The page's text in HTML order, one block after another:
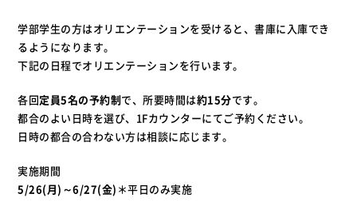
学部学生の方はオリエンテーションを受けると、書庫に入庫でき
るようになります。
下記の日程でオリエンテーションを行います。
各回定員5名の予約制で、所要時間は約15分です。
都合のよい日時を選び、1Fカウンターにてご予約ください。
日時の都合の合わない方は相談に応じます。
実施期間
5/26(月)～6/27(金) ＊平日のみ実施